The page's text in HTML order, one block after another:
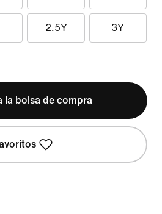
2.5Y 3Y
la bolsa de compra